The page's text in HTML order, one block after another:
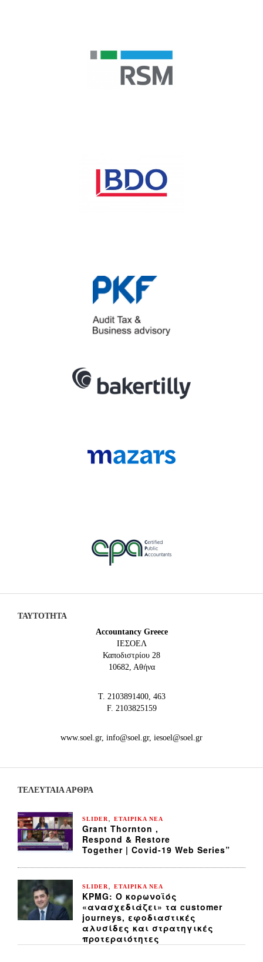
ΤΑΥΤΟΤΗΤΑ
Accountancy Greece
IEΣΟΕΛ
Καποδιστρίου 28
10682, Αθήνα
Τ. 2103891400, 463
F. 2103825159
www.soel.gr, info@soel.gr, iesoel@soel.gr
ΤΕΛΕΥΤΑΙΑ ΆΡΘΡΑ
SLIDER ΕΤΑΙΡΙΚΑ ΝΕΑ
Grant Thornton ,
Respond & Restore
Together | Covid-19 Web Series”
SLIDER ΕΤΑΙΡΙΚΑ ΝΕΑ
KPMG: Ο κορωνοϊός
«ανασχεδιάζει» τα customer
journeys, εφοδιαστικές
αλυσίδες και στρατηγικές
προτεραιότητες